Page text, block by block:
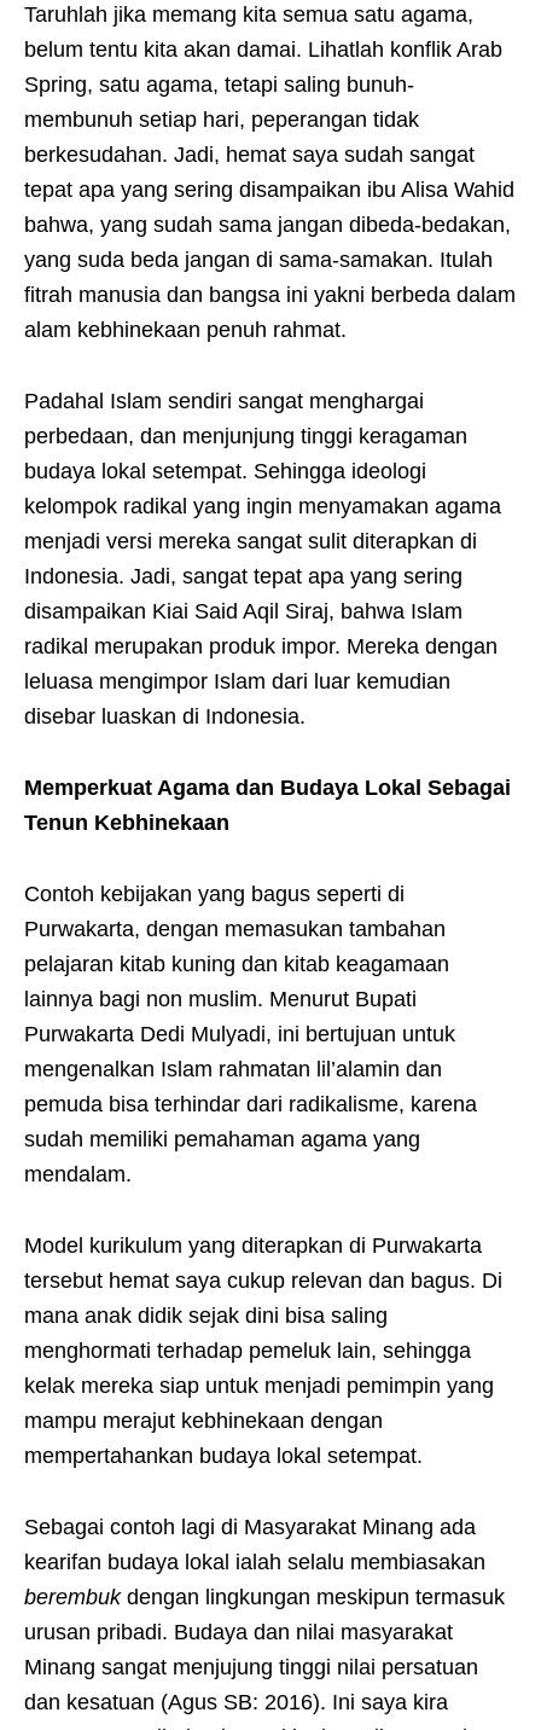
Taruhlah jika memang kita semua satu agama,
belum tentu kita akan damai. Lihatlah konflik Arab
Spring, satu agama, tetapi saling bunuh-
membunuh setiap hari, peperangan tidak
berkesudahan. Jadi, hemat saya sudah sangat
tepat apa yang sering disampaikan ibu Alisa Wahid
bahwa, yang sudah sama jangan dibeda-bedakan,
yang suda beda jangan di sama-samakan. Itulah
fitrah manusia dan bangsa ini yakni berbeda dalam
alam kebhinekaan penuh rahmat.
Padahal Islam sendiri sangat menghargai
perbedaan, dan menjunjung tinggi keragaman
budaya lokal setempat. Sehingga ideologi
kelompok radikal yang ingin menyamakan agama
menjadi versi mereka sangat sulit diterapkan di
Indonesia. Jadi, sangat tepat apa yang sering
disampaikan Kiai Said Aqil Siraj, bahwa Islam
radikal merupakan produk impor. Mereka dengan
leluasa mengimpor Islam dari luar kemudian
disebar luaskan di Indonesia.
Memperkuat Agama dan Budaya Lokal Sebagai
Tenun Kebhinekaan
Contoh kebijakan yang bagus seperti di
Purwakarta, dengan memasukan tambahan
pelajaran kitab kuning dan kitab keagamaan
lainnya bagi non muslim. Menurut Bupati
Purwakarta Dedi Mulyadi, ini bertujuan untuk
mengenalkan Islam rahmatan lil’alamin dan
pemuda bisa terhindar dari radikalisme, karena
sudah memiliki pemahaman agama yang
mendalam.
Model kurikulum yang diterapkan di Purwakarta
tersebut hemat saya cukup relevan dan bagus. Di
mana anak didik sejak dini bisa saling
menghormati terhadap pemeluk lain, sehingga
kelak mereka siap untuk menjadi pemimpin yang
mampu merajut kebhinekaan dengan
mempertahankan budaya lokal setempat.
Sebagai contoh lagi di Masyarakat Minang ada
kearifan budaya lokal ialah selalu membiasakan
berembukdengan lingkungan meskipun termasuk
urusan pribadi. Budaya dan nilai masyarakat
Minang sangat menjujung tinggi nilai persatuan
dan kesatuan (Agus SB: 2016). Ini saya kira